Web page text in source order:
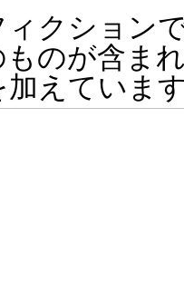
クション
ものが含ま
加えていま